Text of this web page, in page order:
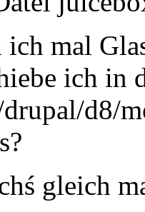
ich mal
ich in
d8/
gleich